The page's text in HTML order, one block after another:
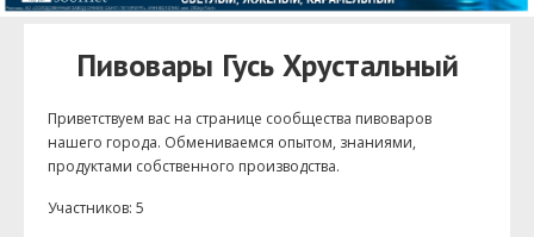
Пивовары Гусь Хрустальный
Приветствуем ваc на странице сообщества пивоваров
нашего города. Обмениваемся опытом, знаниями,
продуктами собственного производства.
Участников: 5